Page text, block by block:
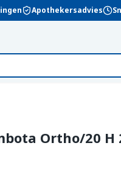
Apothekersadvies
categorie...
Ortho/20 H